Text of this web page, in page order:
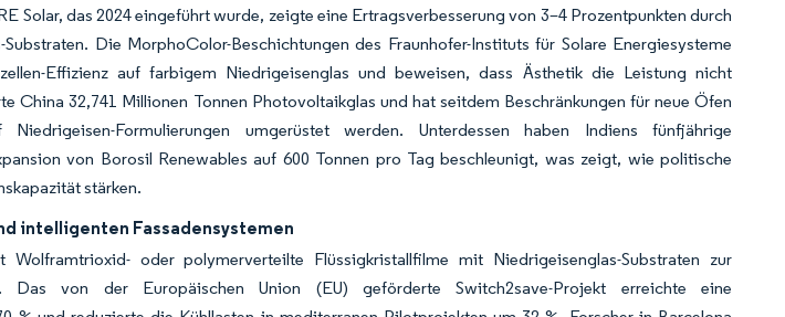
Solar, das 2024 eingeführt wurde, zeigte eine Ertragsverbesserung von 3–4 Prozentpunkten durch
Die MorphoColor-Beschichtungen des Fraunhofer-Instituts für Solare Energiesysteme
Effizienz auf farbigem Niedrigeisenglas und beweisen, dass Ästhetik die Leistung nicht
China 32,741 Millionen Tonnen Photovoltaikglas und hat seitdem Beschränkungen für neue Öfen
Formulierungen umgerüstet werden. Unterdessen haben Indiens fünfjährige
von Borosil Renewables auf 600 Tonnen pro Tag beschleunigt, was zeigt, wie politische
stärken.
intelligenten Fassadensystemen
Wolframtrioxid- oder polymerverteilte Flüssigkristallfilme mit Niedrigeisenglas-Substraten zur
Das von der Europäischen Union (EU) geförderte Switch2save-Projekt erreichte eine